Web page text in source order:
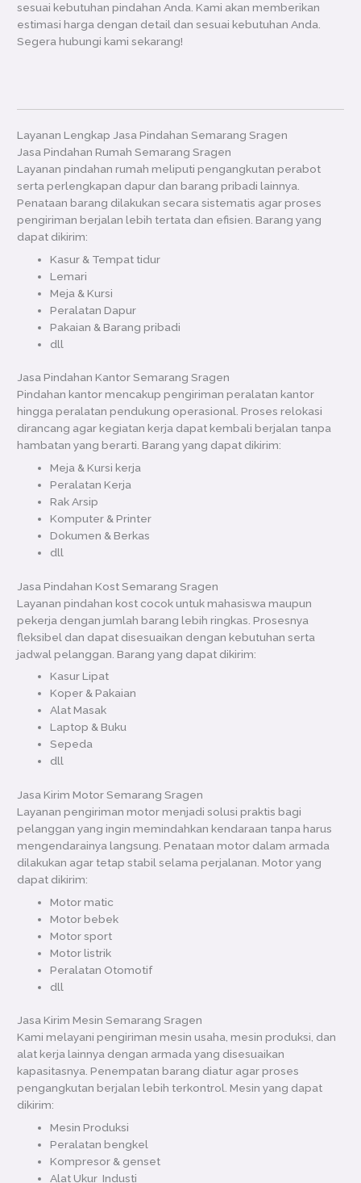
sesuai kebutuhan pindahan Anda. Kami akan memberikan
estimasi harga dengan detail dan sesuai kebutuhan Anda.
Segera hubungi kami sekarang!
Layanan Lengkap Jasa Pindahan Semarang Sragen
Jasa Pindahan Rumah Semarang Sragen
Layanan pindahan rumah meliputi pengangkutan perabot
serta perlengkapan dapur dan barang pribadi lainnya.
Penataan barang dilakukan secara sistematis agar proses
pengiriman berjalan lebih tertata dan efisien. Barang yang
dapat dikirim:
Kasur & Tempat tidur
Lemari
Meja & Kursi
Peralatan Dapur
Pakaian & Barang pribadi
dll
Jasa Pindahan Kantor Semarang Sragen
Pindahan kantor mencakup pengiriman peralatan kantor
hingga peralatan pendukung operasional. Proses relokasi
dirancang agar kegiatan kerja dapat kembali berjalan tanpa
hambatan yang berarti. Barang yang dapat dikirim:
Meja & Kursi kerja
Peralatan Kerja
Rak Arsip
Komputer & Printer
Dokumen & Berkas
dll
Jasa Pindahan Kost Semarang Sragen
Layanan pindahan kost cocok untuk mahasiswa maupun
pekerja dengan jumlah barang lebih ringkas. Prosesnya
fleksibel dan dapat disesuaikan dengan kebutuhan serta
jadwal pelanggan. Barang yang dapat dikirim:
Kasur Lipat
Koper & Pakaian
Alat Masak
Laptop & Buku
Sepeda
dll
Jasa Kirim Motor Semarang Sragen
Layanan pengiriman motor menjadi solusi praktis bagi
pelanggan yang ingin memindahkan kendaraan tanpa harus
mengendarainya langsung. Penataan motor dalam armada
dilakukan agar tetap stabil selama perjalanan. Motor yang
dapat dikirim:
Motor matic
Motor bebek
Motor sport
Motor listrik
Peralatan Otomotif
dll
Jasa Kirim Mesin Semarang Sragen
Kami melayani pengiriman mesin usaha, mesin produksi, dan
alat kerja lainnya dengan armada yang disesuaikan
kapasitasnya. Penempatan barang diatur agar proses
pengangkutan berjalan lebih terkontrol. Mesin yang dapat
dikirim:
Mesin Produksi
Peralatan bengkel
Kompresor & genset
Alat Ukur Industi